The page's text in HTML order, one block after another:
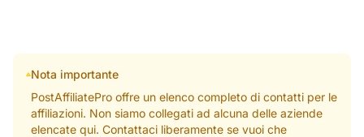
Nota importante
PostAffiliatePro offre un elenco completo di contatti per le
affiliazioni. Non siamo collegati ad alcuna delle aziende
elencate qui. Contattaci liberamente se vuoi che